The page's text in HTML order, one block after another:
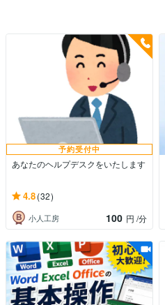
予約受付中
あなたのヘルプデスクをいたします
4.8(32)
小人工房 100 円 /分